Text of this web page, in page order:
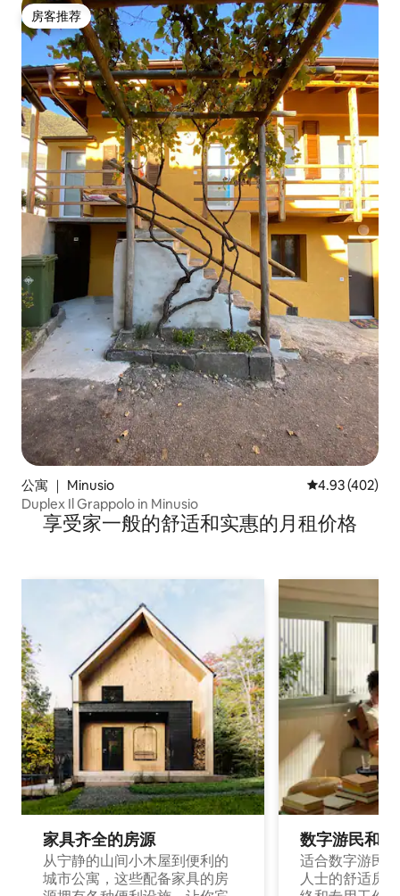
房客推荐
房客推荐
公寓 ｜ Minusio 平均评分 4.93
4.93 (402)
Duplex Il Grappolo in Minusio
享受家一般的舒适和实惠的月租价格
家具齐全的房源
从宁静的山间小木屋到便利的
城市公寓，这些配备家具的房
数字游民和
适合数字游民
人士的舒适房